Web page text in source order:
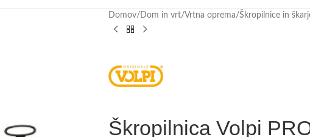
Domov/ Dom in vrt/Vrtna oprema/Škropilnice in
Škropilnica Volpi